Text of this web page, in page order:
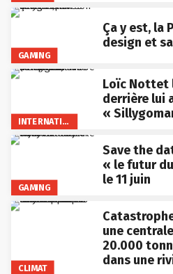
GAMING
Ça y est, la
design et
INTERNATIONAL
Loïc Nottet
derrière lui
«
GAMING
Save the
« le futur
le 11 juin
CLIMAT
une
20.000
dans une